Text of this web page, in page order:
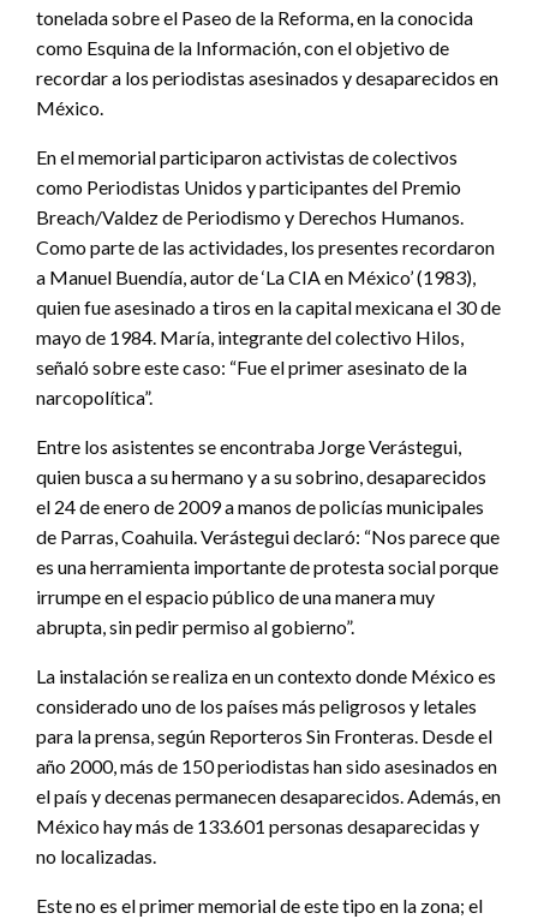
tonelada sobre el Paseo de la Reforma, en la conocida
como Esquina de la Información, con el objetivo de
recordar a los periodistas asesinados y desaparecidos en
México.
En el memorial participaron activistas de colectivos
como Periodistas Unidos y participantes del Premio
Breach/Valdez de Periodismo y Derechos Humanos.
Como parte de las actividades, los presentes recordaron
a Manuel Buendía, autor de ‘La CIA en México’ (1983),
quien fue asesinado a tiros en la capital mexicana el 30 de
mayo de 1984. María, integrante del colectivo Hilos,
señaló sobre este caso: “Fue el primer asesinato de la
narcopolítica”.
Entre los asistentes se encontraba Jorge Verástegui,
quien busca a su hermano y a su sobrino, desaparecidos
el 24 de enero de 2009 a manos de policías municipales
de Parras, Coahuila. Verástegui declaró: “Nos parece que
es una herramienta importante de protesta social porque
irrumpe en el espacio público de una manera muy
abrupta, sin pedir permiso al gobierno”.
La instalación se realiza en un contexto donde México es
considerado uno de los países más peligrosos y letales
para la prensa, según Reporteros Sin Fronteras. Desde el
año 2000, más de 150 periodistas han sido asesinados en
el país y decenas permanecen desaparecidos. Además, en
México hay más de 133.601 personas desaparecidas y
no localizadas.
Este no es el primer memorial de este tipo en la zona; el